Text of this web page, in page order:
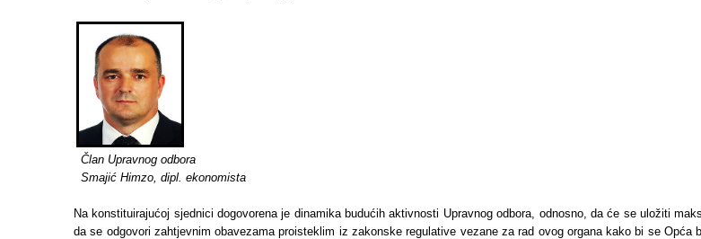
Član Upravnog odbora
Smajić Himzo, dipl. ekonomista
Na konstituirajućoj sjednici dogovorena je dinamika budućih aktivnosti Upravnog odbora, odnosno, da će se uložiti
da se odgovori zahtjevnim obavezama proisteklim iz zakonske regulative vezane za rad ovog organa kako bi se Opća